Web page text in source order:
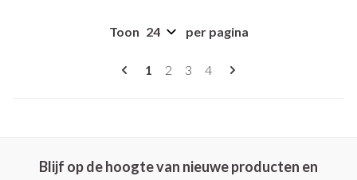
Pagina's
U lees momenteel pagina
1 Pagina
2 Pagina
3 Pagina
4
Toon per pagina
Blijf op de hoogte van nieuwe producten en